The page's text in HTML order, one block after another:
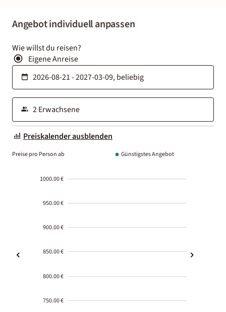
Angebot individuell anpassen
Wie willst du reisen?
Eigene Anreise
Preiskalender ausblenden
Preise pro Person ab Günstigstes Angebot
1000.00 €
950.00 €
900.00 €
850.00 €
800.00 €
750.00 €